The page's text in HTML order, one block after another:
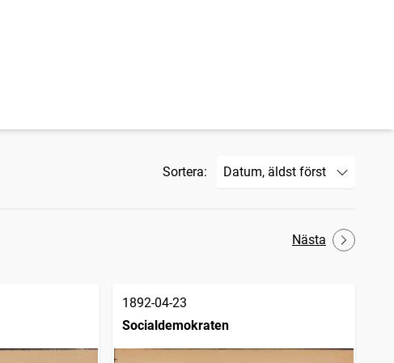
Sortera:
Nästa
1892-04-23
Socialdemokraten